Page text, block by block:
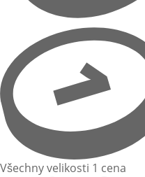
Všechny velikosti 1 cena